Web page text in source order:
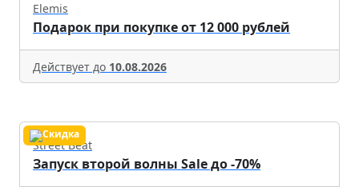
Elemis
Подарок при покупке от 12 000 рублей
Действует до 10.08.2026
Street Beat
Запуск второй волны Sale до -70%